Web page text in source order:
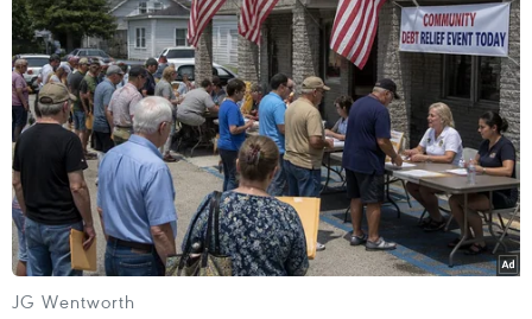
JG Wentworth